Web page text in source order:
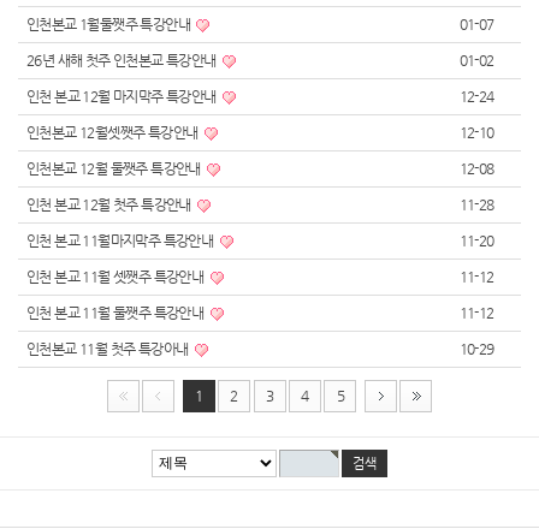
인천본교 1월둘쨋주 특강안내 01-07
26년 새해 첫주 인천본교 특강안내 01-02
인천 본교 12월 마지막주 특강안내 12-24
인천본교 12월셋쨋주 특강안내 12-10
인천본교 12월 둘쨋주 특강안내 12-08
인천 본교 12월 첫주 특강안내 11-28
인천 본교 11월마지막주 특강안내 11-20
인천 본교 11월 셋쨋주 특강안내 11-12
인천 본교 11월 둘쨋주 특강안내 11-12
인천본교 11월 첫주 특강아내 10-29
1 2 3 4 5